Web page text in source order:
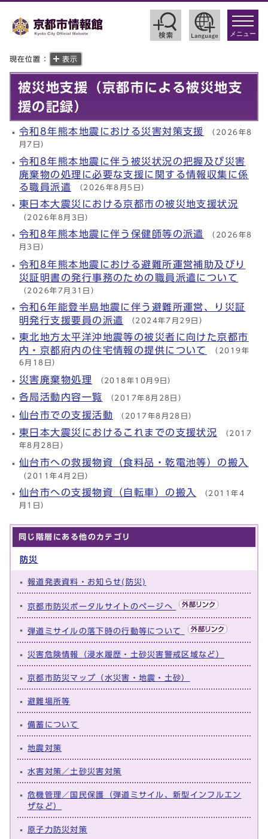
toggle
メニュー
現在位置： 表示
被災地支援（京都市による被災地支
援の記録）
令和8年熊本地震における災害対策支援 （2026年8
月7日）
令和8年熊本地震に伴う被災状況の把握及び災害
廃棄物の処理に必要な支援に関する情報収集に係
る職員派遣
（2026年8月5日）
東日本大震災における京都市の被災地支援状況
（2026年8月3日）
令和8年熊本地震に伴う保健師等の派遣 （2026年8
月3日）
令和8年熊本地震における避難所運営補助及びり
災証明書の発行事務のための職員派遣について
（2026年7月31日）
令和6年能登半島地震に伴う避難所運営、り災証
明発行支援要員の派遣 （2024年7月29日）
東北地方太平洋沖地震等の被災者に向けた京都市
内・京都府内の住宅情報の提供について （2019年
6月18日）
災害廃棄物処理 （2018年10月9日）
各局活動内容一覧 （2017年8月28日）
仙台市での支援活動 （2017年8月28日）
東日本大震災におけるこれまでの支援状況 （2017
年8月28日）
仙台市への救援物資（食料品・乾電池等）の搬入
（2011年4月2日）
仙台市への支援物資（自転車）の搬入 （2011年4
月1日）
同じ階層にある他のカテゴリ
防災
報道発表資料・お知らせ(防災)
京都市防災ポータルサイトのページへ
弾道ミサイルの落下時の行動等について
災害危険情報（浸水履歴・土砂災害警戒区域など）
京都市防災マップ（水災害・地震・土砂）
避難場所等
備蓄について
地震対策
水害対策／土砂災害対策
危機管理／国民保護（弾道ミサイル、新型インフルエン
ザなど）
原子力防災対策